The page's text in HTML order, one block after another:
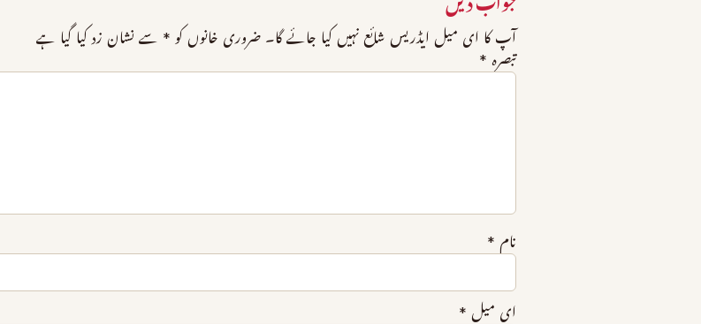
آپ کا ای میل ایڈریس شائع نہیں کیا جائے گا۔ ضروری خانوں کو * سے نشان زد کیا گیا ہے
تبصرہ *
نام *
ای میل *